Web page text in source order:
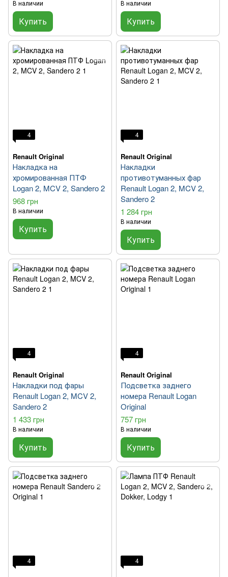
В наличии
Купить
В наличии
Купить
4
Renault Original
Накладка на
хромированная ПТФ
Logan 2, MCV 2, Sandero 2
968 грн
В наличии
Купить
4
Renault Original
Накладки
противотуманных фар
Renault Logan 2, MCV 2,
Sandero 2
1 284 грн
В наличии
Купить
4
Renault Original
Накладки под фары
Renault Logan 2, MCV 2,
Sandero 2
1 433 грн
В наличии
Купить
4
Renault Original
Подсветка заднего
номера Renault Logan
Original
757 грн
В наличии
Купить
4 4